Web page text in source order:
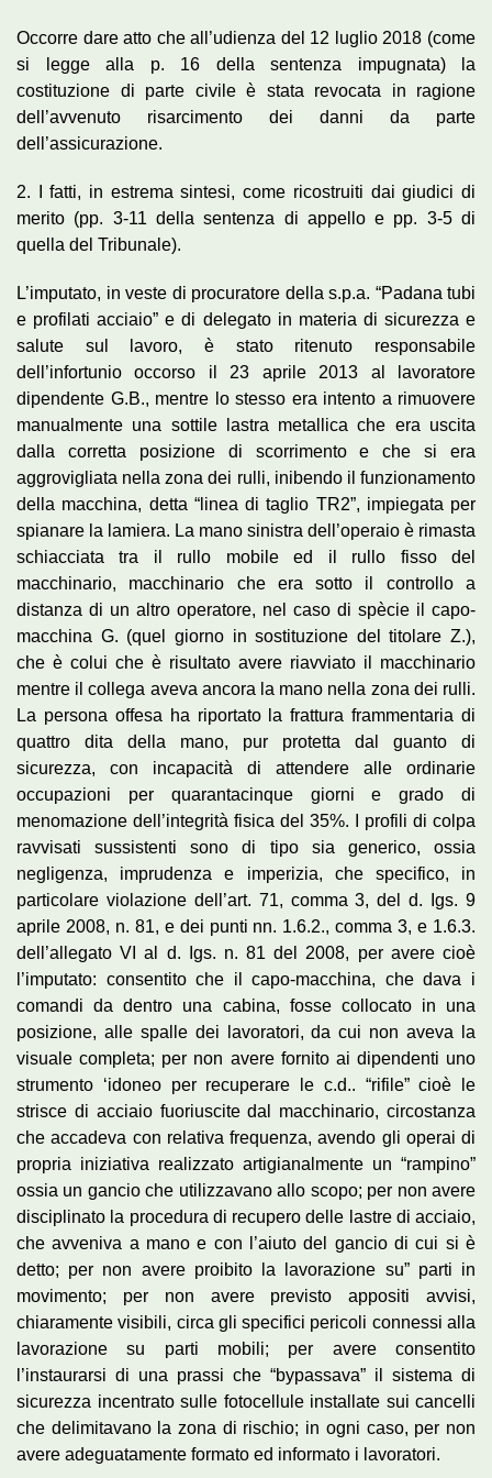
Occorre dare atto che all’udienza del 12 luglio 2018 (come
si legge alla p. 16 della sentenza impugnata) la
costituzione di parte civile è stata revocata in ragione
dell’avvenuto risarcimento dei danni da parte
dell’assicurazione.
2. I fatti, in estrema sintesi, come ricostruiti dai giudici di
merito (pp. 3-11 della sentenza di appello e pp. 3-5 di
quella del Tribunale).
L’imputato, in veste di procuratore della s.p.a. “Padana tubi
e profilati acciaio” e di delegato in materia di sicurezza e
salute sul lavoro, è stato ritenuto responsabile
dell’infortunio occorso il 23 aprile 2013 al lavoratore
dipendente G.B., mentre lo stesso era intento a rimuovere
manualmente una sottile lastra metallica che era uscita
dalla corretta posizione di scorrimento e che si era
aggrovigliata nella zona dei rulli, inibendo il funzionamento
della macchina, detta “linea di taglio TR2”, impiegata per
spianare la lamiera. La mano sinistra dell’operaio è rimasta
schiacciata tra il rullo mobile ed il rullo fisso del
macchinario, macchinario che era sotto il controllo a
distanza di un altro operatore, nel caso di spècie il capo-
macchina G. (quel giorno in sostituzione del titolare Z.),
che è colui che è risultato avere riavviato il macchinario
mentre il collega aveva ancora la mano nella zona dei rulli.
La persona offesa ha riportato la frattura frammentaria di
quattro dita della mano, pur protetta dal guanto di
sicurezza, con incapacità di attendere alle ordinarie
occupazioni per quarantacinque giorni e grado di
menomazione dell’integrità fisica del 35%. I profili di colpa
ravvisati sussistenti sono di tipo sia generico, ossia
negligenza, imprudenza e imperizia, che specifico, in
particolare violazione dell’art. 71, comma 3, del d. Igs. 9
aprile 2008, n. 81, e dei punti nn. 1.6.2., comma 3, e 1.6.3.
dell’allegato VI al d. Igs. n. 81 del 2008, per avere cioè
l’imputato: consentito che il capo-macchina, che dava i
comandi da dentro una cabina, fosse collocato in una
posizione, alle spalle dei lavoratori, da cui non aveva la
visuale completa; per non avere fornito ai dipendenti uno
strumento ‘idoneo per recuperare le c.d.. “rifile” cioè le
strisce di acciaio fuoriuscite dal macchinario, circostanza
che accadeva con relativa frequenza, avendo gli operai di
propria iniziativa realizzato artigianalmente un “rampino”
ossia un gancio che utilizzavano allo scopo; per non avere
disciplinato la procedura di recupero delle lastre di acciaio,
che avveniva a mano e con l’aiuto del gancio di cui si è
detto; per non avere proibito la lavorazione su” parti in
movimento; per non avere previsto appositi avvisi,
chiaramente visibili, circa gli specifici pericoli connessi alla
lavorazione su parti mobili; per avere consentito
l’instaurarsi di una prassi che “bypassava” il sistema di
sicurezza incentrato sulle fotocellule installate sui cancelli
che delimitavano la zona di rischio; in ogni caso, per non
avere adeguatamente formato ed informato i lavoratori.